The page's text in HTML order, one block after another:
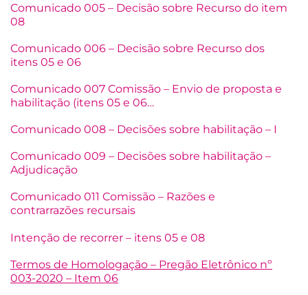
Comunicado 005 – Decisão sobre Recurso do item
08
Comunicado 006 – Decisão sobre Recurso dos
itens 05 e 06
Comunicado 007 Comissão – Envio de proposta e
habilitação (itens 05 e 06…
Comunicado 008 – Decisões sobre habilitação – I
Comunicado 009 – Decisões sobre habilitação –
Adjudicação
Comunicado 011 Comissão – Razões e
contrarrazões recursais
Intenção de recorrer – itens 05 e 08
Termos de Homologação – Pregão Eletrônico nº
003-2020 – Item 06